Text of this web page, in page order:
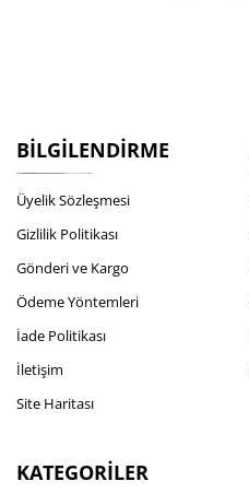
BILGILENDIRME
Üyelik Sözleşmesi
Gizlilik Politikası
Gönderi ve Kargo
Ödeme Yöntemleri
İade Politikası
İletişim
Site Haritası
KATEGORILER